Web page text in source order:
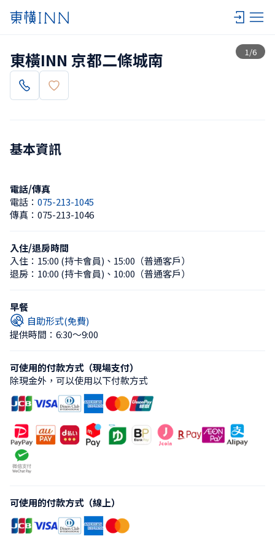
1 /6
查看一覽
東橫INN 京都二條城南
基本資訊
電話/傳真
電話： 075-213-1045
傳真： 075-213-1046
入住/退房時間
入住： 15:00 (持卡會員) 、 15:00（普通客戶）
退房： 10:00 (持卡會員) 、 10:00（普通客戶）
早餐
自助形式(免費)
提供時間：6:30〜9:00
可使用的付款方式（現場支付）
除現金外，可以使用以下付款方式
可使用的付款方式（線上）